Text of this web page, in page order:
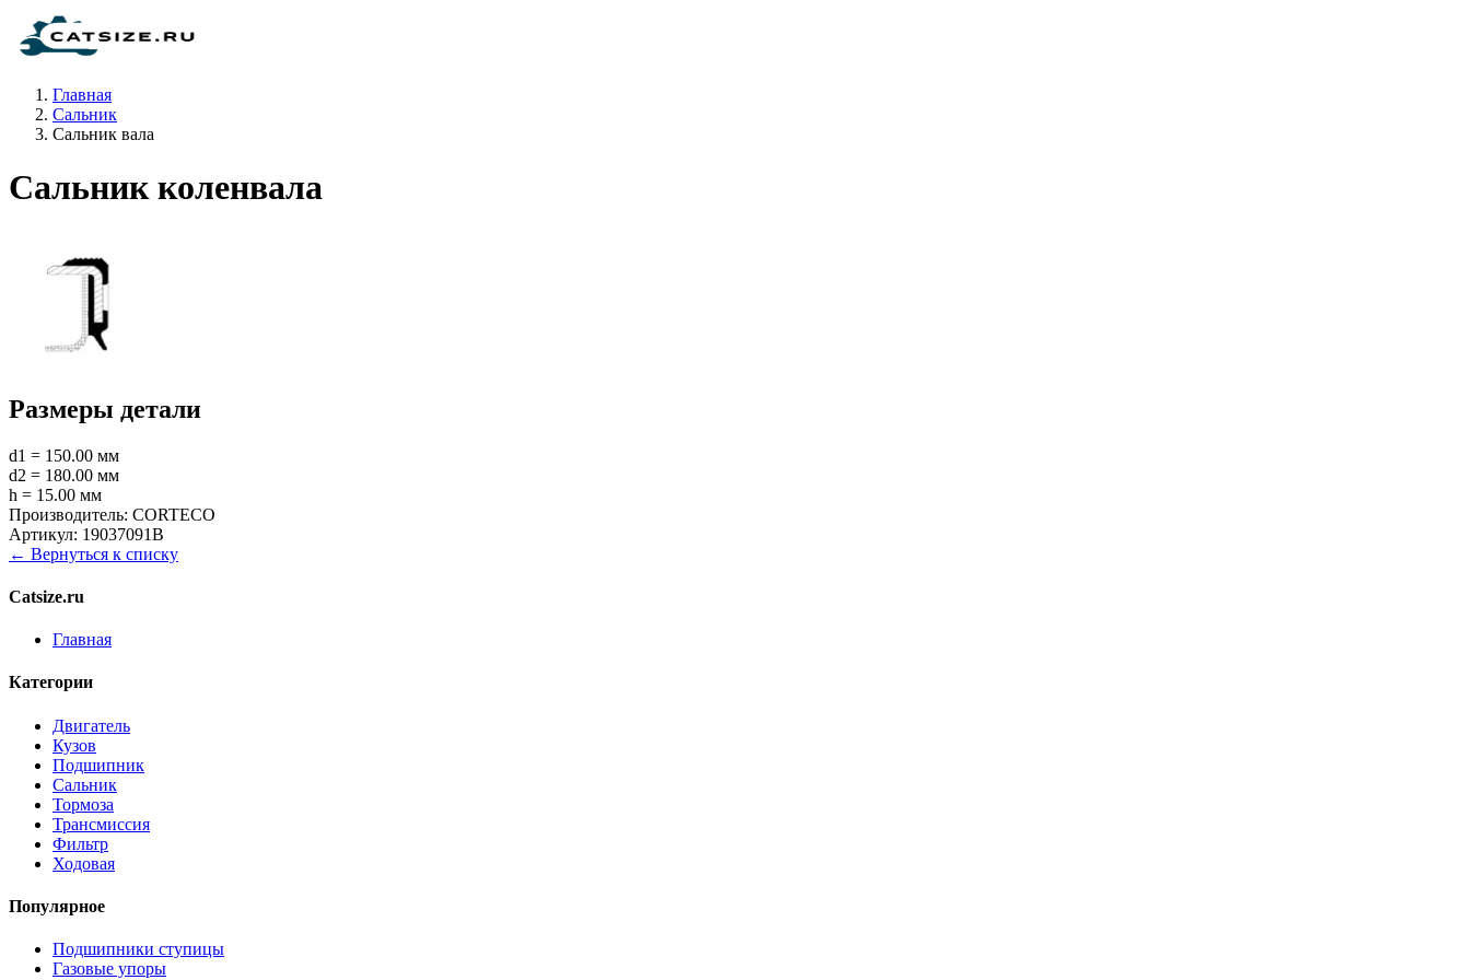
Главная
Сальник
Сальник вала
Сальник коленвала
Размеры детали
d1 = 150.00 мм
d2 = 180.00 мм
h = 15.00 мм
Производитель: CORTECO
Артикул: 19037091B
← Вернуться к списку
Catsize.ru
Главная
Категории
Двигатель
Кузов
Подшипник
Сальник
Тормоза
Трансмиссия
Фильтр
Ходовая
Популярное
Подшипники ступицы
Газовые упоры